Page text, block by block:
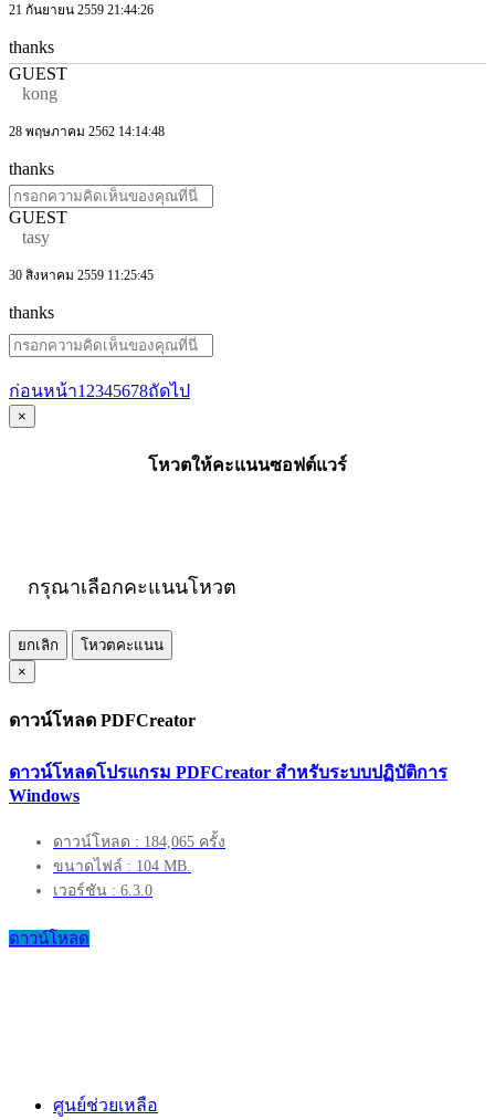
21 กันยายน 2559 21:44:26
thanks
GUEST
kong
28 พฤษภาคม 2562 14:14:48
thanks
GUEST
tasy
30 สิงหาคม 2559 11:25:45
thanks
ก่อนหน้า1 2345678ถัดไป
×
โหวตให้คะแนนซอฟต์แวร์
กรุณาเลือกคะแนนโหวต
ยกเลิก
โหวตคะแนน
×
ดาวน์โหลด PDFCreator
ดาวน์โหลดโปรแกรม PDFCreator สำหรับระบบปฏิบัติการ
Windows
ดาวน์โหลด : 184,065 ครั้ง
ขนาดไฟล์ : 104 MB.
เวอร์ชัน : 6.3.0
ดาวน์โหลด
ศูนย์ช่วยเหลือ